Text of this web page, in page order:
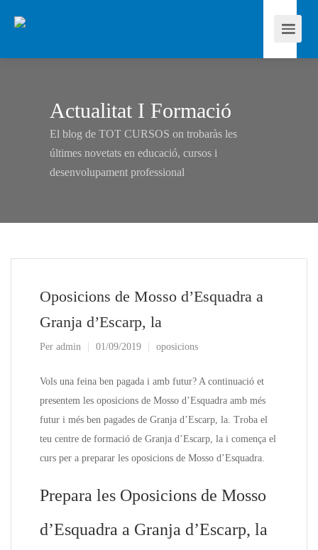
Actualitat I Formació
El blog de TOT CURSOS on trobaràs les
últimes novetats en educació, cursos i
desenvolupament professional
Oposicions de Mosso d’Esquadra a
Granja d’Escarp, la
Per admin 01/09/2019 oposicions
Vols una feina ben pagada i amb futur? A continuació et
presentem les oposicions de Mosso d’Esquadra amb més
futur i més ben pagades de Granja d’Escarp, la. Troba el
teu centre de formació de Granja d’Escarp, la i comença el
curs per a preparar les oposicions de Mosso d’Esquadra.
Prepara les Oposicions de Mosso
d’Esquadra a Granja d’Escarp, la